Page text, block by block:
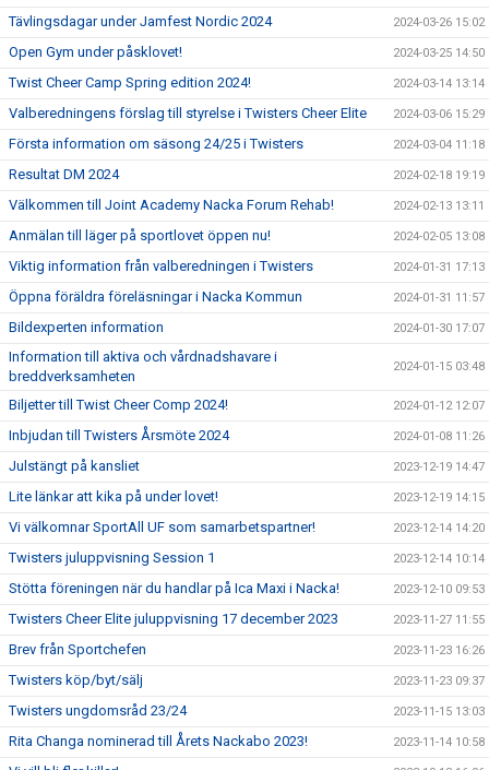
Tävlingsdagar under Jamfest Nordic 2024 2024-03-26 15:02
Open Gym under påsklovet! 2024-03-25 14:50
Twist Cheer Camp Spring edition 2024! 2024-03-14 13:14
Valberedningens förslag till styrelse i Twisters Cheer Elite 2024-03-06 15:29
Första information om säsong 24/25 i Twisters 2024-03-04 11:18
Resultat DM 2024 2024-02-18 19:19
Välkommen till Joint Academy Nacka Forum Rehab! 2024-02-13 13:11
Anmälan till läger på sportlovet öppen nu! 2024-02-05 13:08
Viktig information från valberedningen i Twisters 2024-01-31 17:13
Öppna föräldra föreläsningar i Nacka Kommun 2024-01-31 11:57
Bildexperten information 2024-01-30 17:07
Information till aktiva och vårdnadshavare i
breddverksamheten
2024-01-15 03:48
Biljetter till Twist Cheer Comp 2024! 2024-01-12 12:07
Inbjudan till Twisters Årsmöte 2024 2024-01-08 11:26
Julstängt på kansliet 2023-12-19 14:47
Lite länkar att kika på under lovet! 2023-12-19 14:15
Vi välkomnar SportAll UF som samarbetspartner! 2023-12-14 14:20
Twisters juluppvisning Session 1 2023-12-14 10:14
Stötta föreningen när du handlar på Ica Maxi i Nacka! 2023-12-10 09:53
Twisters Cheer Elite juluppvisning 17 december 2023 2023-11-27 11:55
Brev från Sportchefen 2023-11-23 16:26
Twisters köp/byt/sälj 2023-11-23 09:37
Twisters ungdomsråd 23/24 2023-11-15 13:03
Rita Changa nominerad till Årets Nackabo 2023! 2023-11-14 10:58